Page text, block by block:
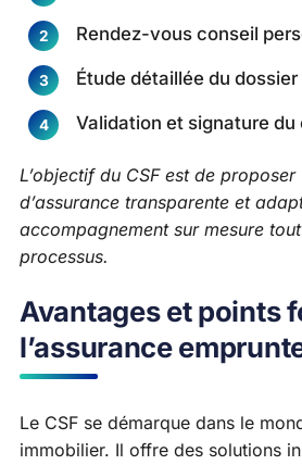
Rendez-vous conseil
Étude détaillée du dossier
Validation et signature
L’objectif du CSF est de
d’assurance transparente et
accompagnement sur mesure
processus.
Avantages et points
l’assurance
Le CSF se démarque dans le
immobilier. Il offre des solutions